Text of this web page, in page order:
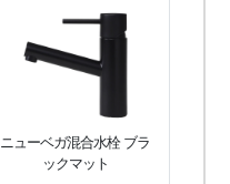
ニューベガ混合水栓 ブラ
ックマット